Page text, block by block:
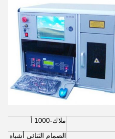
ملاك-1000 أ
الصمام الثنائي أشباه الموصلات